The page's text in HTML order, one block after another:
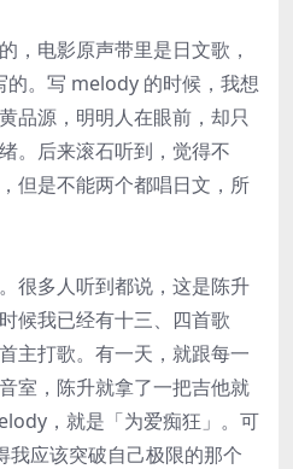
，电影原声带里是日文歌，
。写 melody 的时候，我想
品源，明明人在眼前，却只
。后来滚石听到，觉得不
但是不能两个都唱日文，所
很多人听到都说，这是陈升
候我已经有十三、四首歌
主打歌。有一天，就跟每一
室，陈升就拿了一把吉他就
，就是「为爱痴狂」。可
我应该突破自己极限的那个